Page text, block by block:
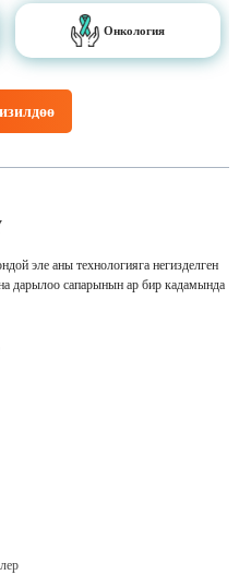
Онкология
эле аны технологияга негизделген
дарылоо сапарынын ар бир кадамында